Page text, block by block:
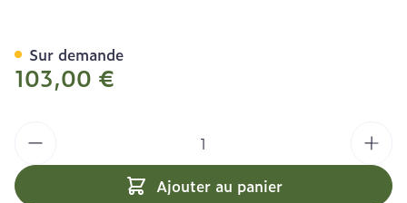
103,00 €
Ajouter au panier
Sur demande